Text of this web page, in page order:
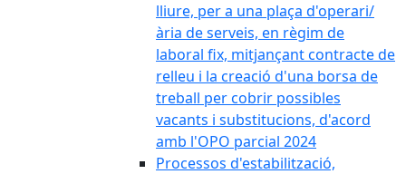
lliure, per a una plaça d'operari/
ària de serveis, en règim de
laboral fix, mitjançant contracte de
relleu i la creació d'una borsa de
treball per cobrir possibles
vacants i substitucions, d'acord
amb l'OPO parcial 2024
Processos d'estabilització,